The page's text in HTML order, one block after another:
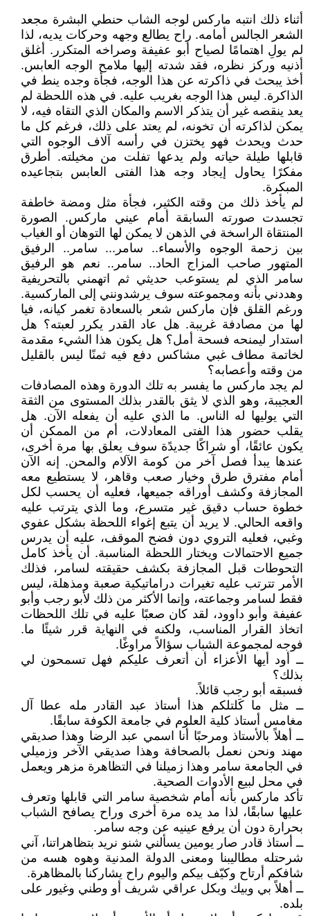
أثناء ذلك انتبه ماركس لوجه الشاب حنطي البشرة مجعد
الشعر الجالس أمامه. راح يطالع وجهه وحركات يديه، لذا
لم يولِ اهتمامًا لصياح أبو عفيفة وصراخه المتكرر. أغلق
أذنيه وركز نظره، فقد شدته إليها ملامح الوجه العابس.
أخذ يبحث في ذاكرته عن هذا الوجه، فجأة وجده ينط في
الذاكرة. ليس هذا الوجه بغريب عليه. في هذه اللحظة لم
يعد ينقصه غير أن يتذكر الاسم والمكان الذي التقاه فيه، لا
يمكن لذاكرته أن تخونه، لم يعتد على ذلك، فرغم كل ما
حدث ويحدث فهو يختزن في رأسه آلاف الوجوه التي
قابلها طيلة حياته ولم يدعها تفلت من مخيلته. أطرق
مفكرًا يحاول إيجاد وجه هذا الفتى العابس بتجاعيده
المبكرة.
لم يأخذ ذلك من وقته الكثير، فجأة مثل ومضة خاطفة
تجسدت صورته السابقة أمام عيني ماركس. الصورة
المنتقاة الراسخة في الذهن لا يمكن لها التوهان أو الغياب
بين زحمة الوجوه والأسماء.. سامر... سامر.. الرفيق
المتهور صاحب المزاج الحاد.. سامر.. نعم هو الرفيق
سامر الذي لم يستوعب حديثي ثم اتهمني بالتحريفية
وهددني بأنه ومجموعته سوف يرشدونني إلى الماركسية.
ورغم القلق فإن ماركس شعر بالسعادة تغمر كيانه، فيا
لها من مصادفة غريبة. هل عاد القدر يكرر لعبته؟ هل
استدار ليمنحه فسحة أمل؟ هل يكون هذا الشيء مقدمة
لخاتمة مطاف غبي مشاكس دفع فيه ثمنًا ليس بالقليل
من وقته وأعصابه؟
لم يجد ماركس ما يفسر به تلك الدورة وهذه المصادفات
العجيبة، وهو الذي لا يثق بالقدر بذلك المستوى من الثقة
التي يوليها له الناس. ما الذي عليه أن يفعله الآن. هل
يقلب حضور هذا الفتى المعادلات، أم من الممكن أن
يكون عائقًا، أو شراكًا جديدًة سوف يعلق بها مرة أخرى،
عندها يبدأ فصل آخر من كومة الآلام والمحن. إنه الآن
أمام مفترق طرق وخيار صعب وقاهر، لا يستطيع معه
المجازفة وكشف أوراقه جميعها، فعليه أن يحسب لكل
خطوة حساب دقيق غير متسرع، وما الذي يترتب عليه
واقعه الحالي. لا يريد أن يتبع إغواء اللحظة بشكل عفوي
وغبي، فعليه التروي دون فضح الموقف، عليه أن يدرس
جميع الاحتمالات ويختار اللحظة المناسبة. أن يأخذ كامل
التحوطات قبل المجازفة بكشف حقيقته لسامر، فذلك
الأمر تترتب عليه تغيرات دراماتيكية صعبة ومذهلة، ليس
فقط لسامر وجماعته، وإنما الأكثر من ذلك لأبو رجب وأبو
عفيفة وأبو داوود، لقد كان صعبًا عليه في تلك اللحظات
اتخاذ القرار المناسب، ولكنه في النهاية قرر شيئًا ما.
فوجه لمجموعة الشباب سؤالاً مراوغًا.
ــ أود أيها الأعزاء أن أتعرف عليكم فهل تسمحون لي
بذلك؟
فسبقه أبو رجب قائلاً.
ــ مثل ما كَلتلكم هذا أستاذ عبد القادر مله عطا آل
مغامس أستاذ كلية العلوم في جامعة الكوفة سابقًا.
ــ أهلاً بالأستاذ ومرحبًا أنا اسمي عبد الرضا وهذا صديقي
مهند ونحن نعمل بالصحافة وهذا صديقي الآخر وزميلي
في الجامعة سامر وهذا زميلنا في التظاهرة مزهر ويعمل
في محل لبيع الأدوات الصحية.
تأكد ماركس بأنه أمام شخصية سامر التي قابلها وتعرف
عليها سابقًا، لذا مد يده مرة أخرى وراح يصافح الشباب
بحرارة دون أن يرفع عينيه عن وجه سامر.
ــ أستاذ قادر صار يومين يسألني شنو نريد بتظاهراتنا، آني
شرحتله مطاليبنا ومعنى الدولة المدنية وهوه هسه من
شافكم أرتاح وكيّف بيكم واليوم راح يشاركنا بالمظاهرة.
ــ أهلاً بي وبيك وبكل عراقي شريف أو وطني وغيور على
بلده.